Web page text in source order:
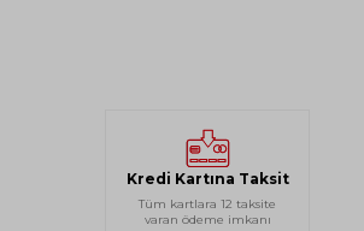
Kredi Kartına Taksit
Tüm kartlara 12 taksite
varan ödeme imkanı